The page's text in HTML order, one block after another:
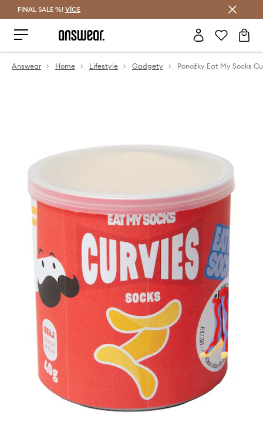
FINAL SALE %! VÍCE
Answear Home Lifestyle Gadgety Ponožky Eat My Socks